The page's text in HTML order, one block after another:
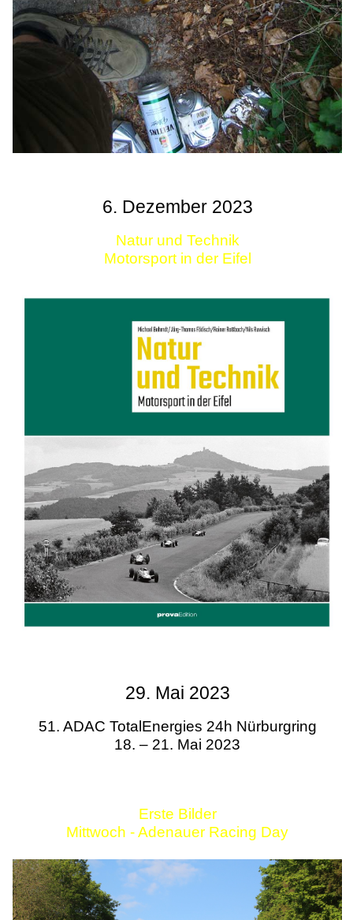
6. Dezember 2023
Natur und Technik
Motorsport in der Eifel
29. Mai 2023
51. ADAC TotalEnergies 24h Nürburgring
18. – 21. Mai 2023
Erste Bilder
Mittwoch - Adenauer Racing Day